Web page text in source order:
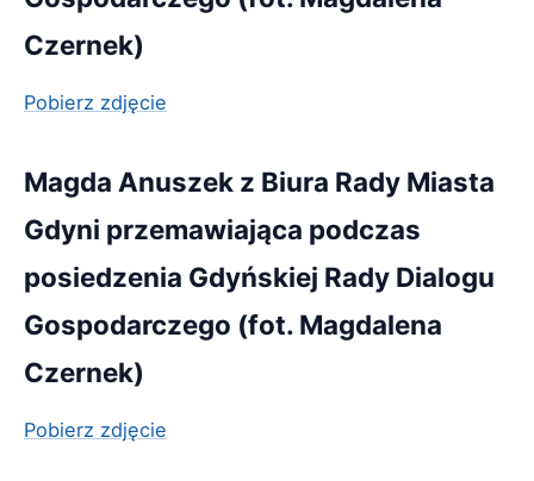
Czernek)
Pobierz zdjęcie
Magda Anuszek z Biura Rady Miasta
Gdyni przemawiająca podczas
posiedzenia Gdyńskiej Rady Dialogu
Gospodarczego (fot. Magdalena
Czernek)
Pobierz zdjęcie